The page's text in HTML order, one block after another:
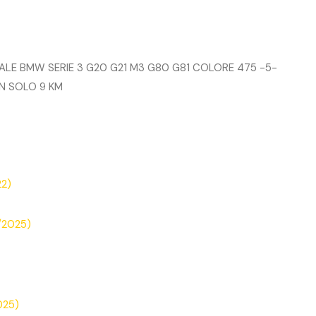
BMW SERIE 3 G20 G21 M3 G80 G81 COLORE 475 -5-
SOLO 9 KM